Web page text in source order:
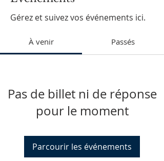
Gérez et suivez vos événements ici.
À venir Passés
Pas de billet ni de réponse
pour le moment
Parcourir les événements